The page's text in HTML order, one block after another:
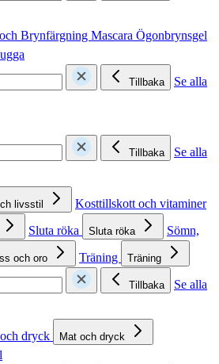
Brynfärgning Mascara Ögonbrynsgel
Tillbaka
Se alla
Tillbaka
Se alla
livsstil Kosttillskott och vitaminer
Sluta röka Sluta röka
Sömn,
och oro Träning Träning
Tillbaka
Se alla
dryck Mat och dryck